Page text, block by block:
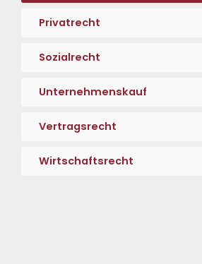
Privatrecht
Sozialrecht
Unternehmenskauf
Vertragsrecht
Wirtschaftsrecht